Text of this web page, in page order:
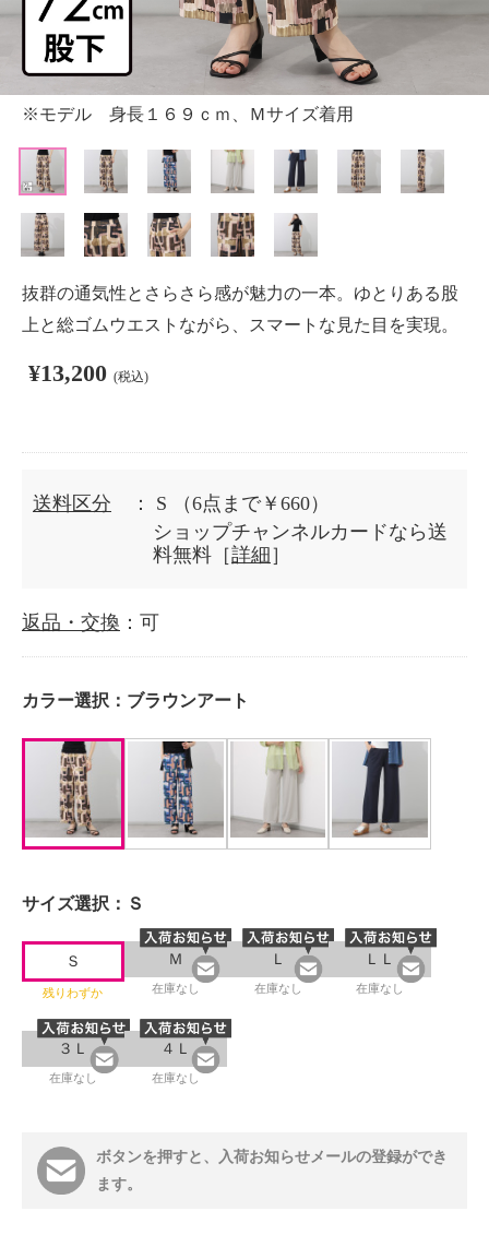
※モデル 身長１６９ｃｍ、Ｍサイズ着用
抜群の通気性とさらさら感が魅力の一本。ゆとりある股
上と総ゴムウエストながら、スマートな見た目を実現。
¥13,200 (税込)
送料区分 ： S
（6点まで￥660）
ショップチャンネルカードなら送
料無料［詳細 ］
返品・交換 ：可
カラー選択： ブラウンアート
サイズ選択： Ｓ
Ｓ
残りわずか
Ｍ
在庫なし
Ｌ
在庫なし
ＬＬ
在庫なし
３Ｌ
在庫なし
４Ｌ
在庫なし
ボタンを押すと、入荷お知らせメールの登録ができ
ます。